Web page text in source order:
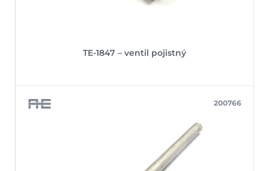
TE-1847 – ventil pojistný
200766